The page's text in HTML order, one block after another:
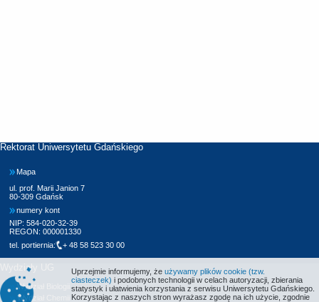
Rektorat Uniwersytetu Gdańskiego
Mapa
ul. prof. Marii Janion 7
80-309 Gdańsk
numery kont
NIP: 584-020-32-39
REGON: 000001330
tel. portiernia:
+ 48 58 523 30 00
Wydziały UG
Wydział Biologii
Wydział Chemii
Uprzejmie informujemy, że używamy plików cookie (tzw.
ciasteczek) i podobnych technologii w celach autoryzacji, zbierania
statystyk i ułatwienia korzystania z serwisu Uniwersytetu Gdańskiego.
Korzystając z naszych stron wyrażasz zgodę na ich użycie, zgodnie